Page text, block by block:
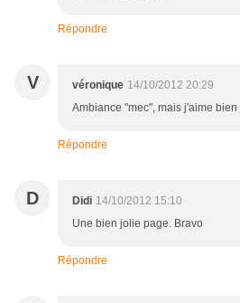
Répondre
V véronique 14/10/2012 20:29
Ambiance "mec", mais j'aime
Répondre
D Didi 14/10/2012 15:10
Une bien jolie page. Bravo
Répondre